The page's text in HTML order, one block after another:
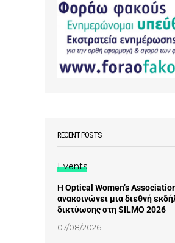
RECENT POSTS
Events
Η Optical Women’s
ανακοινώνει μια διεθνή
δικτύωσης στη SILMO 2026
07/08/2026